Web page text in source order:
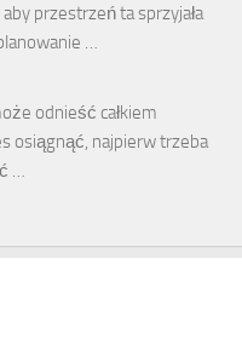
przestrzeń ta sprzyjała
…
odnieść całkiem
osiągnąć, najpierw trzeba
…